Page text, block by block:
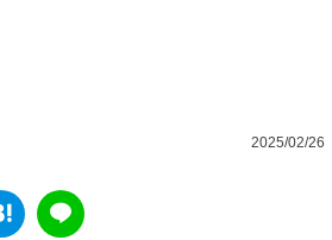
2025/02/26